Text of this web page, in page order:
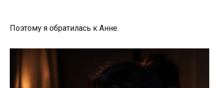
Поэтому я обратилась к Анне.